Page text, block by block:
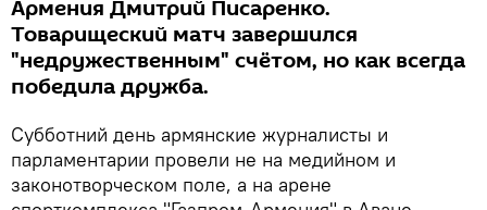
Армения Дмитрий Писаренко.
Товарищеский матч завершился
"недружественным" счётом, но как всегда
победила дружба.
Субботний день армянские журналисты и
парламентарии провели не на медийном и
законотворческом поле, а на арене